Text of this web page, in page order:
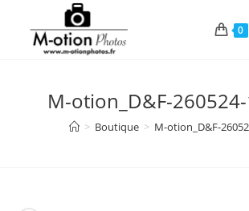
content
0
M-otion_D&F-
> Boutique > M-otion_D&F-